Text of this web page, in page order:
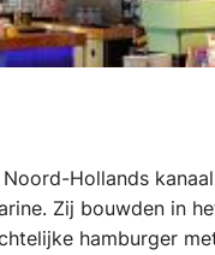
Hollands
Zij bouwden in
hamburger